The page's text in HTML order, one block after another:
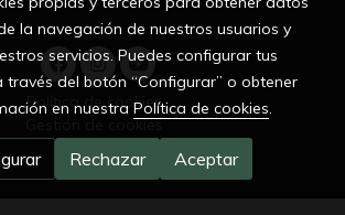
Política de cookies
Gestión de cookies
la navegación de nuestros usuarios y
servicios. Puedes configurar tus
través del botón “Configurar” o obtener
en nuestra Política de cookies.
Rechazar Aceptar